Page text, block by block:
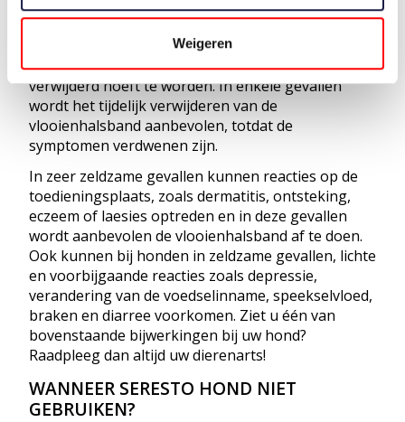
Weigeren
reacties op de toedieningsplaats zoals jeuk,
roodheid en haarverlies te kunnen voorkomen.
Deze bijwerkingen verdwijnen doorgaans binnen 1
tot 2 weken zonder dat de vlooienhalsband
verwijderd hoeft te worden. In enkele gevallen
wordt het tijdelijk verwijderen van de
vlooienhalsband aanbevolen, totdat de
symptomen verdwenen zijn.
In zeer zeldzame gevallen kunnen reacties op de
toedieningsplaats, zoals dermatitis, ontsteking,
eczeem of laesies optreden en in deze gevallen
wordt aanbevolen de vlooienhalsband af te doen.
Ook kunnen bij honden in zeldzame gevallen, lichte
en voorbijgaande reacties zoals depressie,
verandering van de voedselinname, speekselvloed,
braken en diarree voorkomen. Ziet u één van
bovenstaande bijwerkingen bij uw hond?
Raadpleeg dan altijd uw dierenarts!
WANNEER SERESTO HOND NIET
GEBRUIKEN?